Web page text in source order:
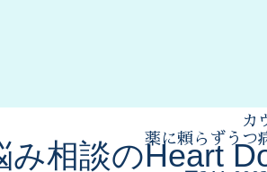
カ
薬に頼らずうつ